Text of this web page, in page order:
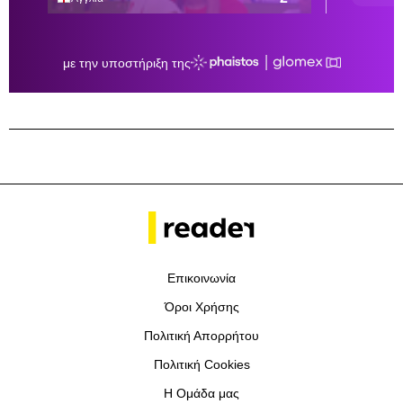
Επικοινωνία
Όροι Χρήσης
Πολιτική Απορρήτου
Πολιτική Cookies
Η Ομάδα μας